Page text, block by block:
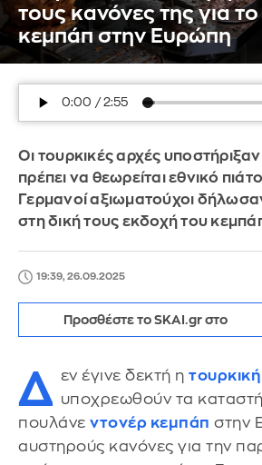
τους κανόνες της για
κεμπάπ στην Ευρώπη
Οι τουρκικές αρχές
πρέπει να θεωρείται εθνικό
Γερμανοί αξιωματούχοι
στη δική τους εκδοχή του
19:39, 26.09.2025
Προσθέστε το SKAI.gr στο
Δ εν έγινε δεκτή η τουρκική
υποχρεωθούν τα
πουλάνε ντονέρ κεμπάπ στην
αυστηρούς κανόνες για την